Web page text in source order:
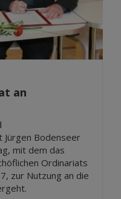
an
Bodenseer
mit dem das
Ordinariats
zur Nutzung an die